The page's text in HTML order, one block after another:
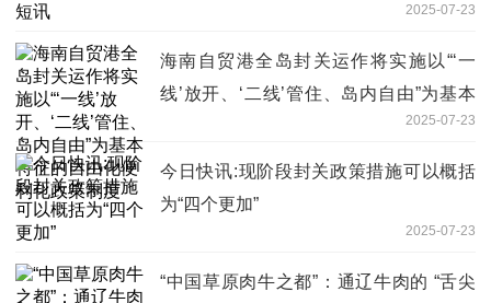
2025-07-23
海南自贸港全岛封关运作将实施以“‘一
线’放开、‘二线’管住、岛内自由”为基本
2025-07-23
今日快讯:现阶段封关政策措施可以概括
为“四个更加”
2025-07-23
“中国草原肉牛之都”：通辽牛肉的 “舌尖